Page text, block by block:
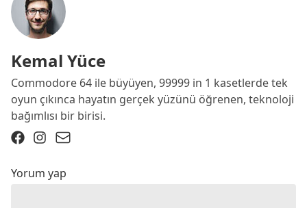
Kemal Yüce
Commodore 64 ile büyüyen, 99999 in 1 kasetlerde tek
oyun çıkınca hayatın gerçek yüzünü öğrenen, teknoloji
bağımlısı bir birisi.
Yorum yap